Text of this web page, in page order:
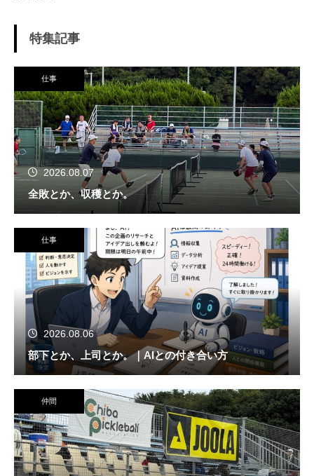
特集記事
仕事
2026.08.07
全敗とか、収穫とか。
仕事
2026.08.06
部下とか、上司とか。｜AIとの付き合い方
仲間